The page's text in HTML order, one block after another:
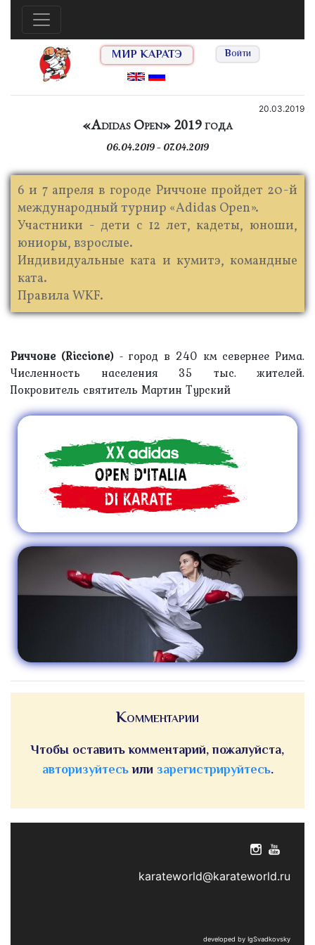
МИР КАРАТЭ Войти
20.03.2019
«Adidas Open» 2019 года
06.04.2019 — 07.04.2019
6 и 7 апреля в городе Риччоне пройдет 20-й
международный турнир «Adidas Open».
Участники - дети с 12 лет, кадеты, юноши,
юниоры, взрослые.
Индивидуальные ката и кумитэ, командные
ката.
Правила WKF.
Риччоне (Riccione)- город в 240 км севернее Рима.
Численность населения 35 тыс. жителей.
Покровитель святитель Мартин Турский
Комментарии
Чтобы оставить комментарий, пожалуйста,
авторизуйтесьили зарегистрируйтесь.
karateworld@karateworld.ru
developed by IgSvadkovsky